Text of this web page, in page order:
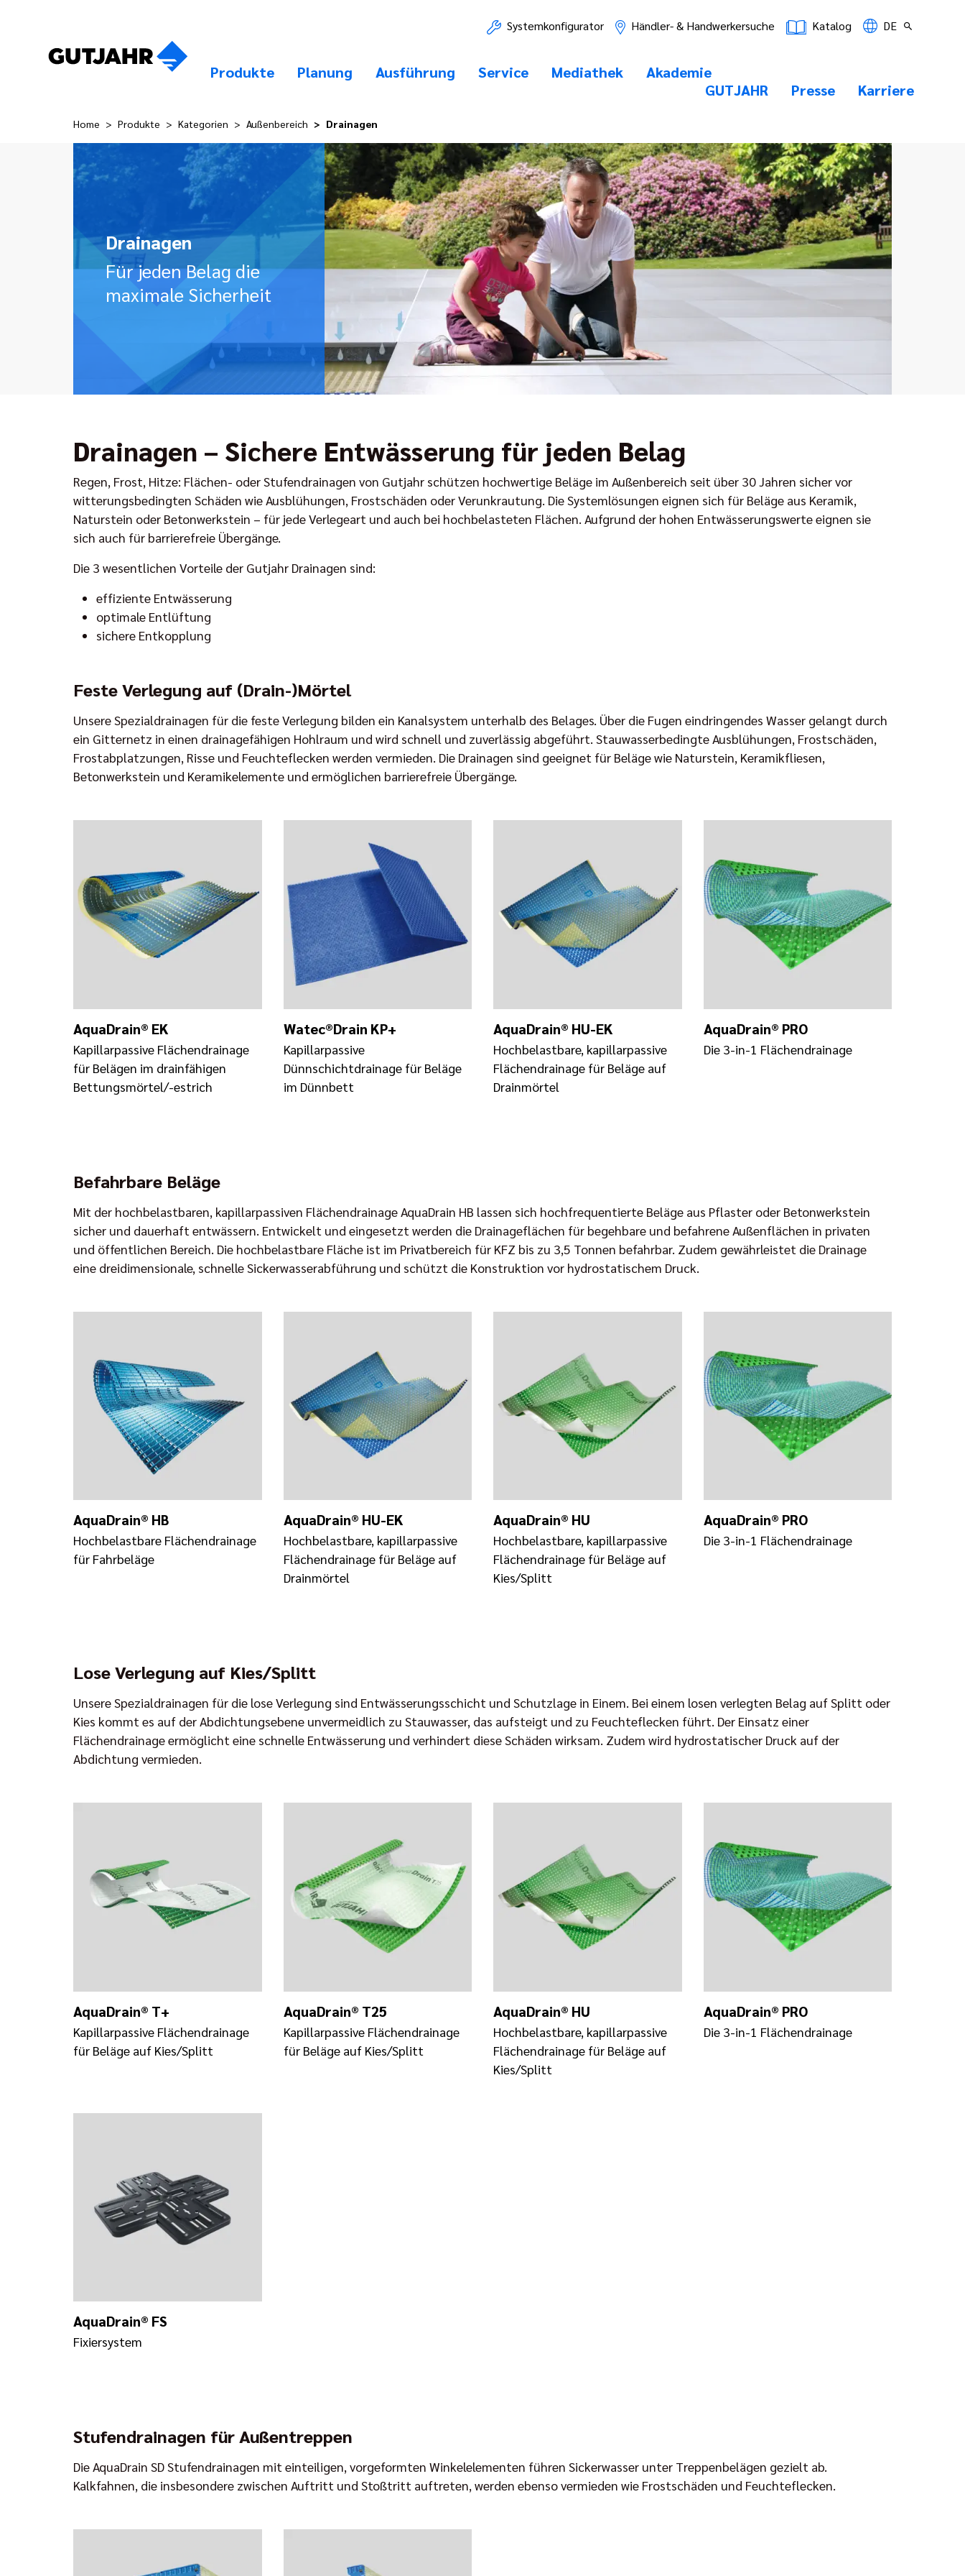
Systemkonfigurator Händler- & Handwerkersuche Katalog DE
Produkte Planung Ausführung Service Mediathek
Akademie
GUTJAHR
Presse Karriere
Home Produkte Kategorien Außenbereich Drainagen
Drainagen
Für jeden Belag die
maximale Sicherheit
Drainagen – Sichere Entwässerung für jeden Belag
Regen, Frost, Hitze: Flächen- oder Stufendrainagen von Gutjahr schützen hochwertige Beläge im Außenbereich seit über 30 Jahren sicher vor
witterungsbedingten Schäden wie Ausblühungen, Frostschäden oder Verunkrautung. Die Systemlösungen eignen sich für Beläge aus Keramik,
Naturstein oder Betonwerkstein – für jede Verlegeart und auch bei hochbelasteten Flächen. Aufgrund der hohen Entwässerungswerte eignen sie
sich auch für barrierefreie Übergänge.
Die 3 wesentlichen Vorteile der Gutjahr Drainagen sind:
effiziente Entwässerung
optimale Entlüftung
sichere Entkopplung
Feste Verlegung auf (Drain-)Mörtel
Unsere Spezialdrainagen für die feste Verlegung bilden ein Kanalsystem unterhalb des Belages. Über die Fugen eindringendes Wasser gelangt durch
ein Gitternetz in einen drainagefähigen Hohlraum und wird schnell und zuverlässig abgeführt. Stauwasserbedingte Ausblühungen, Frostschäden,
Frostabplatzungen, Risse und Feuchteflecken werden vermieden. Die Drainagen sind geeignet für Beläge wie Naturstein, Keramikfliesen,
Betonwerkstein und Keramikelemente und ermöglichen barrierefreie Übergänge.
AquaDrain® EK
Kapillarpassive Flächendrainage
für Belägen im drainfähigen
Bettungsmörtel/-estrich
Watec®Drain KP+
Kapillarpassive
Dünnschichtdrainage für Beläge
im Dünnbett
AquaDrain® HU-EK
Hochbelastbare, kapillarpassive
Flächendrainage für Beläge auf
Drainmörtel
AquaDrain® PRO
Die 3-in-1 Flächendrainage
Befahrbare Beläge
Mit der hochbelastbaren, kapillarpassiven Flächendrainage AquaDrain HB lassen sich hochfrequentierte Beläge aus Pflaster oder Betonwerkstein
sicher und dauerhaft entwässern. Entwickelt und eingesetzt werden die Drainageflächen für begehbare und befahrene Außenflächen in privaten
und öffentlichen Bereich. Die hochbelastbare Fläche ist im Privatbereich für KFZ bis zu 3,5 Tonnen befahrbar. Zudem gewährleistet die Drainage
eine dreidimensionale, schnelle Sickerwasserabführung und schützt die Konstruktion vor hydrostatischem Druck.
AquaDrain® HB
Hochbelastbare Flächendrainage
für Fahrbeläge
AquaDrain® HU-EK
Hochbelastbare, kapillarpassive
Flächendrainage für Beläge auf
Drainmörtel
AquaDrain® HU
Hochbelastbare, kapillarpassive
Flächendrainage für Beläge auf
Kies/Splitt
AquaDrain® PRO
Die 3-in-1 Flächendrainage
Lose Verlegung auf Kies/Splitt
Unsere Spezialdrainagen für die lose Verlegung sind Entwässerungsschicht und Schutzlage in Einem. Bei einem losen verlegten Belag auf Splitt oder
Kies kommt es auf der Abdichtungsebene unvermeidlich zu Stauwasser, das aufsteigt und zu Feuchteflecken führt. Der Einsatz einer
Flächendrainage ermöglicht eine schnelle Entwässerung und verhindert diese Schäden wirksam. Zudem wird hydrostatischer Druck auf der
Abdichtung vermieden.
AquaDrain® T+
Kapillarpassive Flächendrainage
für Beläge auf Kies/Splitt
AquaDrain® T25
Kapillarpassive Flächendrainage
für Beläge auf Kies/Splitt
AquaDrain® HU
Hochbelastbare, kapillarpassive
Flächendrainage für Beläge auf
Kies/Splitt
AquaDrain® PRO
Die 3-in-1 Flächendrainage
AquaDrain® FS
Fixiersystem
Stufendrainagen für Außentreppen
Die AquaDrain SD Stufendrainagen mit einteiligen, vorgeformten Winkelelementen führen Sickerwasser unter Treppenbelägen gezielt ab.
Kalkfahnen, die insbesondere zwischen Auftritt und Stoßtritt auftreten, werden ebenso vermieden wie Frostschäden und Feuchteflecken.